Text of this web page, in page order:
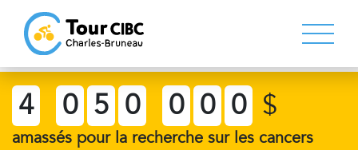
4 0 5 0 0 0 0 $
amassés pour la recherche sur les cancers